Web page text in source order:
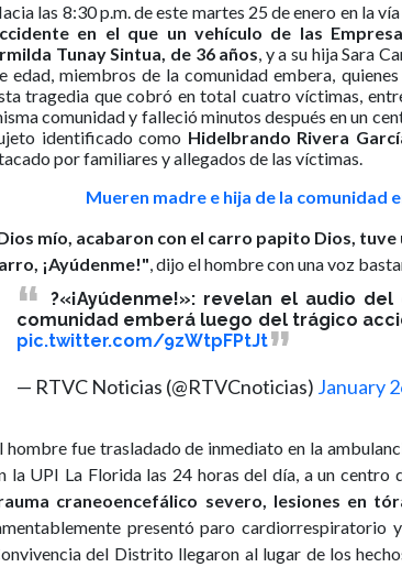
las 8:30 p.m. de este martes 25 de enero en la
en el que un vehículo de las
Tunay Sintua, de 36 años, y a su hija Sara
edad, miembros de la comunidad embera,
tragedia que cobró en total cuatro víctimas,
comunidad y falleció minutos después en un
identificado como Hidelbrando Rivera
por familiares y allegados de las víctimas.
Mueren madre e hija de la comunidad
mío, acabaron con el carro papito Dios, tuve
¡Ayúdenme!", dijo el hombre con una voz
?«¡Ayúdenme!»: revelan el audio
comunidad emberá luego del trágico
pic.twitter.com/9zWtpFPtJt
— RTVC Noticias (@RTVCnoticias) January
hombre fue trasladado de inmediato en la
la UPI La Florida las 24 horas del día, a un centro
craneoencefálico severo, lesiones en
presentó paro cardiorrespiratorio
del Distrito llegaron al lugar de los